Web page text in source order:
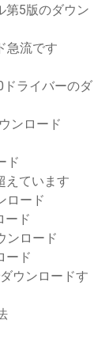
第5版のダウン
急流です
ドライバーのダ
ンロード
ド
えています
ロード
ード
ンロード
ード
ウンロードす